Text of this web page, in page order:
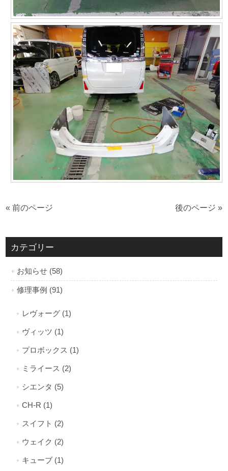
« 前のページ 後のページ »
カテゴリー
お知らせ (58)
修理事例 (91)
レヴォーグ (1)
ヴィッツ (1)
プロボックス (1)
ミライース (2)
シエンタ (5)
CH-R (1)
スイフト (2)
ウェイク (2)
キューブ (1)